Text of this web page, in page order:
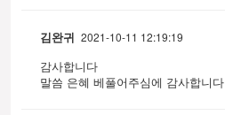
김완귀 2021-10-11 12:19:19
감사합니다
말씀 은혜 베풀어주심에 감사합니다